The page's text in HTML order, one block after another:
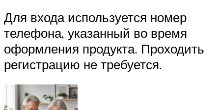
Для входа используется номер
телефона, указанный во время
оформления продукта. Проходить
регистрацию не требуется.